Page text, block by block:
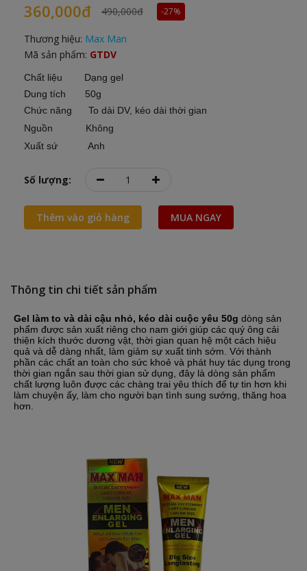
360,000đ 490,000đ -27%
Thương hiệu: Max Man
Mã sản phẩm: GTDV
Chất liệu Dạng gel
Dung tích 50g
Chức năng To dài DV, kéo dài thời gian
Nguồn Không
Xuất sứ Anh
Số lượng:
Thêm vào giỏ hàng MUA NGAY
Thông tin chi tiết sản phẩm
Gel làm to và dài cậu nhỏ, kéo dài cuộc yêu 50g dòng sản
phẩm được sản xuất riêng cho nam giới giúp các quý ông cải
thiện kích thước dương vật, thời gian quan hệ một cách hiệu
quả và dễ dàng nhất, làm giảm sự xuất tinh sớm. Với thành
phần các chất an toàn cho sức khoẻ và phát huy tác dụng trong
thời gian ngắn sau thời gian sử dụng, đây là dòng sản phẩm
chất lượng luôn được các chàng trai yêu thích để tự tin hơn khi
làm chuyện ấy, làm cho người bạn tình sung sướng, thăng hoa
hơn.